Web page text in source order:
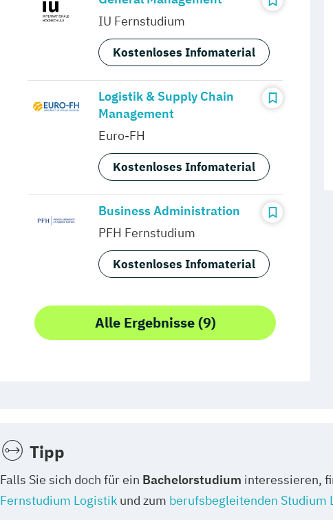
IU Fernstudium
Kostenloses Infomaterial
Logistik & Supply Chain
Management
Euro-FH
Kostenloses Infomaterial
Business Administration
PFH Fernstudium
Kostenloses Infomaterial
Alle Ergebnisse (9)
Tipp
Falls Sie sich doch für ein Bachelorstudium interessieren,
Fernstudium Logistik und zum berufsbegleitenden Studium